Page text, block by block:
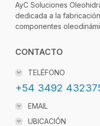
AyC Soluciones
dedicada a la
componentes
CONTACTO
TELÉFONO
+54 3492
EMAIL
UBICACIÓN